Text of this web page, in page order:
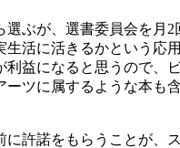
ぶが、選書委員会を
活に活きるかという
益になると思うので
ツに属するような本も
許諾をもらうことが